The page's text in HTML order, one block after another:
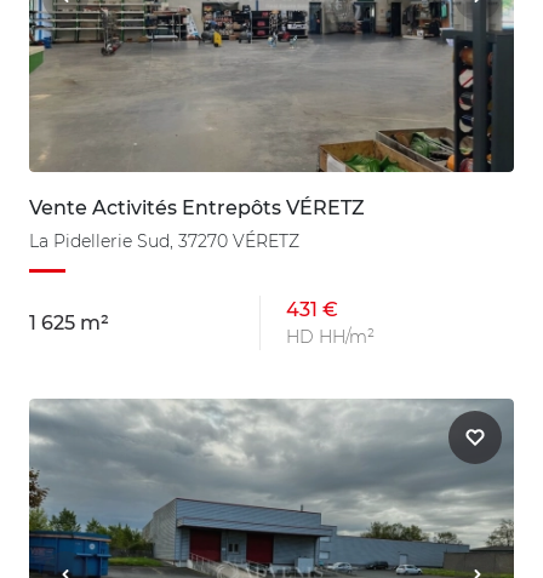
Vente Activités Entrepôts VÉRETZ
La Pidellerie Sud, 37270 VÉRETZ
1 625 m²
431 €
HD HH/m²